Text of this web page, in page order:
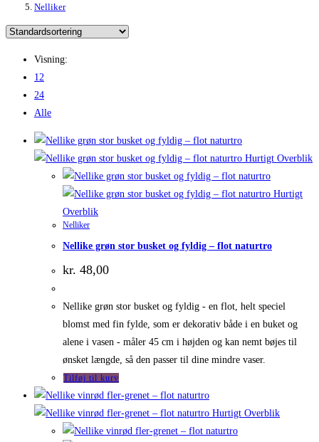
Nelliker
Visning:
12
24
Alle
Hurtigt Overblik
Hurtigt
Overblik
Nelliker
Nellike grøn stor busket og fyldig – flot naturtro
kr. 48,00
Nellike grøn stor busket og fyldig - en flot, helt speciel
blomst med fin fylde, som er dekorativ både i en buket og
alene i vasen - måler 45 cm i højden og kan nemt bøjes til
ønsket længde, så den passer til dine mindre vaser.
Tilføj til kurv
Hurtigt Overblik